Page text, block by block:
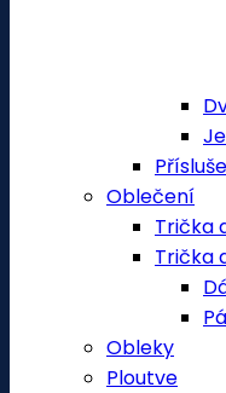
Oblečení
Trička
Trička
Obleky
Ploutve